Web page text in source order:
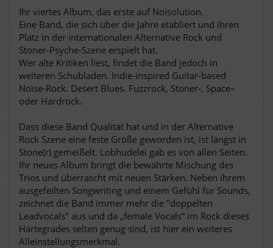
Ihr viertes Album, das erste auf Noisolution.
Eine Band, die sich über die Jahre etabliert und ihren
Platz in der internationalen Alternative Rock und
Stoner-Psyche-Szene erspielt hat.
Wer alte Kritiken liest, findet die Band jedoch in
weiteren Schubladen. Indie-inspired Guitar-based
Noise-Rock. Desert Blues. Fuzzrock, Stoner-, Space–
oder Hardrock.
Dass diese Band Qualität hat und in der Alternative
Rock Szene eine feste Größe geworden ist, ist längst in
Stone(r) gemeißelt. Lobhudelei gab es von allen Seiten.
Ihr neues Album bringt die bewährte Mischung des
Trios und überrascht mit neuen Stärken. Neben ihrem
ausgefeilten Songwriting und einem Gefühl für Sounds,
zeichnet die Band immer mehr die "doppelten
Leadvocals" aus und da „female Vocals“ im Rock dieses
Härtegrades selten genug sind, ist hier ein weiteres
Alleinstellungsmerkmal.